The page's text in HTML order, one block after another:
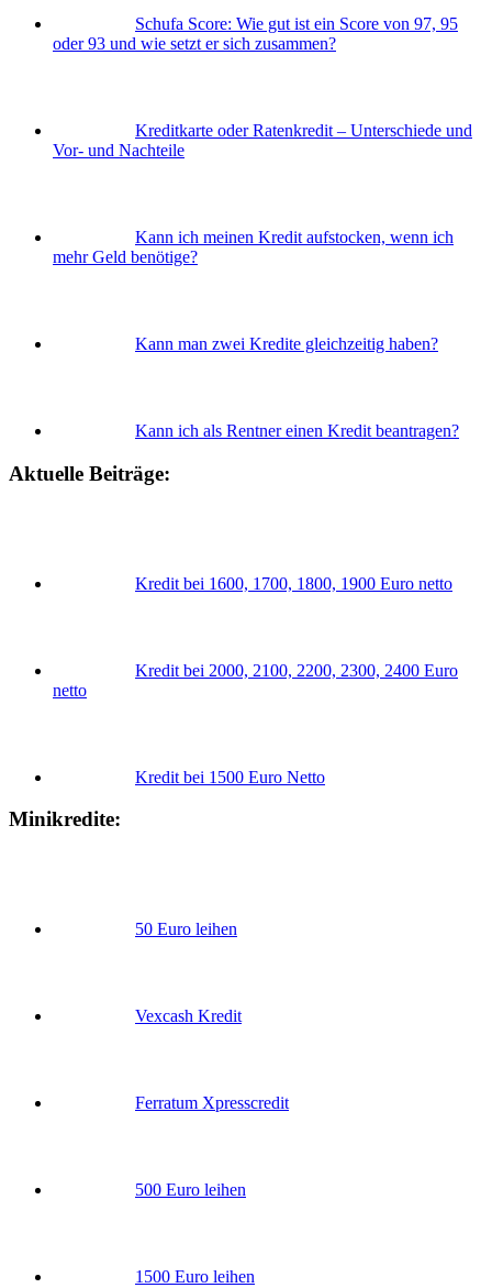
Schufa Score: Wie gut ist ein Score von 97, 95
oder 93 und wie setzt er sich zusammen?
Kreditkarte oder Ratenkredit – Unterschiede und
Vor- und Nachteile
Kann ich meinen Kredit aufstocken, wenn ich
mehr Geld benötige?
Kann man zwei Kredite gleichzeitig haben?
Kann ich als Rentner einen Kredit beantragen?
Aktuelle Beiträge:
Kredit bei 1600, 1700, 1800, 1900 Euro netto
Kredit bei 2000, 2100, 2200, 2300, 2400 Euro
netto
Kredit bei 1500 Euro Netto
Minikredite:
50 Euro leihen
Vexcash Kredit
Ferratum Xpresscredit
500 Euro leihen
1500 Euro leihen